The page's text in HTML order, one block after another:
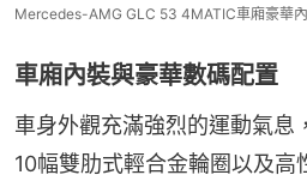
Mercedes-AMG GLC 53 4MATIC車廂豪華
車廂內裝與豪華數碼配置
車身外觀充滿強烈的運動氣息
10幅雙肋式輕合金輪圈以及高